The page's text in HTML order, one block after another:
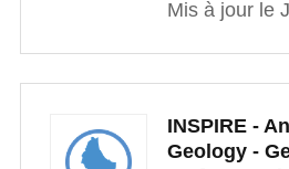
Mis à jour le
INSPIRE -
Geology -